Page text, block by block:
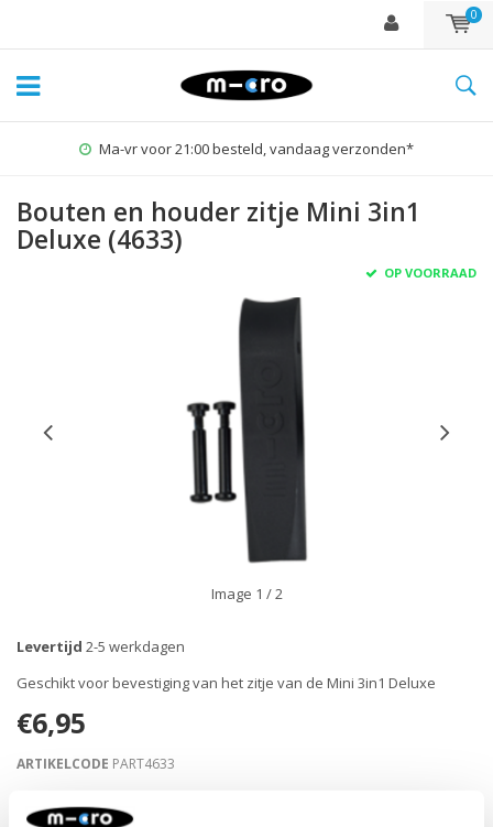
0
Ma-vr voor 21:00 besteld, vandaag verzonden*
Bouten en houder zitje Mini 3in1
Deluxe (4633)
OP VOORRAAD
Image 1 / 2
Levertijd 2-5 werkdagen
Geschikt voor bevestiging van het zitje van de Mini 3in1 Deluxe
€6,95
ARTIKELCODE PART4633